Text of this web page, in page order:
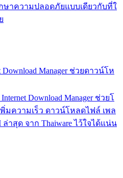
าความปลอดภัยแบบเดียวกับที่ใ
Manager ช่วยดาวน์โห
Download Manager ช่วยโ
มความเร็ว ดาวน์โหลดไฟล์ เพล
าสุด จาก Thaiware ไว้ใจได้แน่น